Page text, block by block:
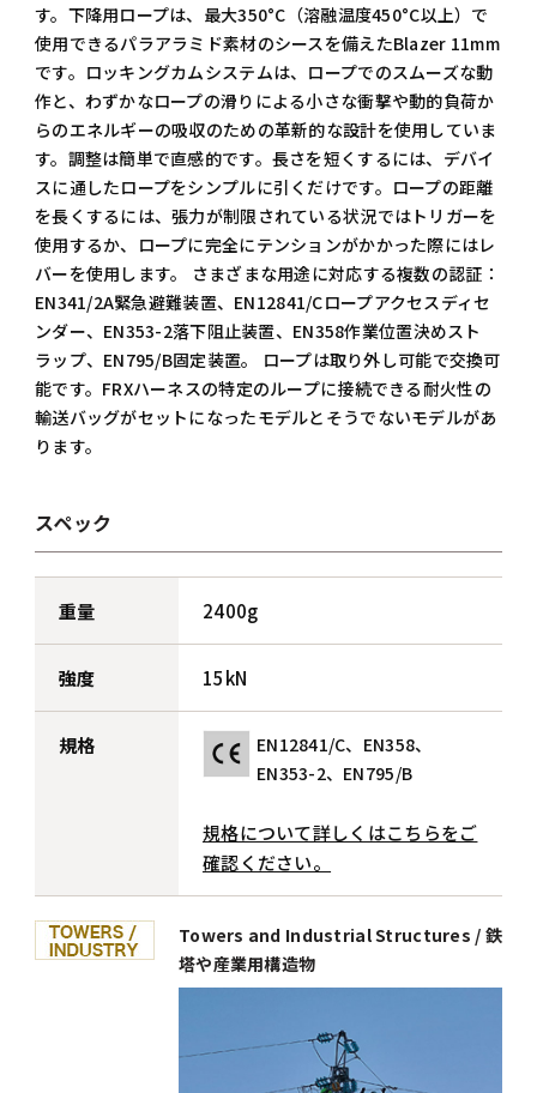
す。下降用ロープは、最大350°C（溶融温度450°C以上）で
使用できるパラアラミド素材のシースを備えたBlazer 11mm
です。ロッキングカムシステムは、ロープでのスムーズな動
作と、わずかなロープの滑りによる小さな衝撃や動的負荷か
らのエネルギーの吸収のための革新的な設計を使用していま
す。調整は簡単で直感的です。長さを短くするには、デバイ
スに通したロープをシンプルに引くだけです。ロープの距離
を長くするには、張力が制限されている状況ではトリガーを
使用するか、ロープに完全にテンションがかかった際にはレ
バーを使用します。 さまざまな用途に対応する複数の認証：
EN341/2A緊急避難装置、EN12841/Cロープアクセスディセ
ンダー、EN353-2落下阻止装置、EN358作業位置決めスト
ラップ、EN795/B固定装置。 ロープは取り外し可能で交換可
能です。FRXハーネスの特定のループに接続できる耐火性の
輸送バッグがセットになったモデルとそうでないモデルがあ
ります。
スペック
重量 2400g
強度 15kN
規格
EN12841/C、EN358、
EN353-2、EN795/B
規格について詳しくはこちらをご
確認ください。
Towers and Industrial Structures / 鉄
塔や産業用構造物